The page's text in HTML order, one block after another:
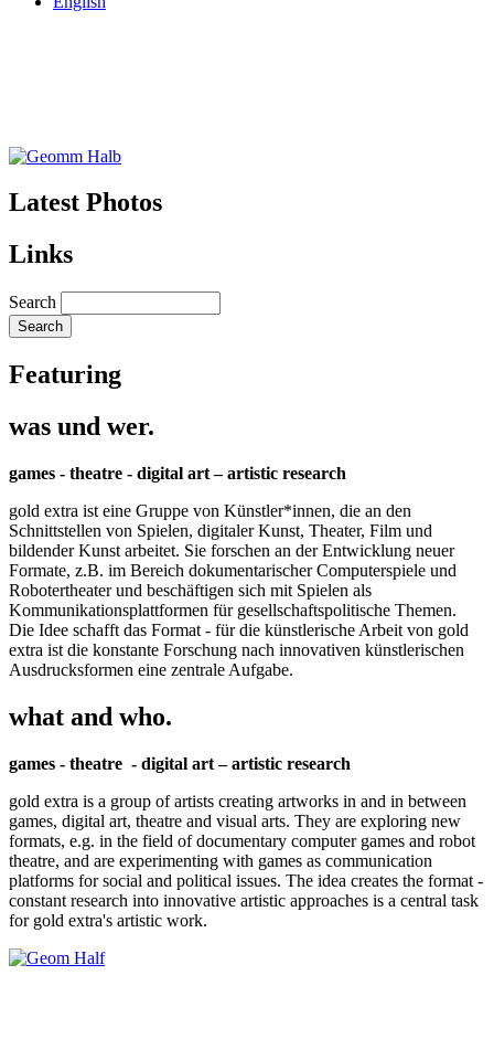
Latest Photos
Links
Search
Featuring
was und wer.
games - theatre - digital art – artistic research
gold extra ist eine Gruppe von Künstler*innen, die an den
Schnittstellen von Spielen, digitaler Kunst, Theater, Film und
bildender Kunst arbeitet. Sie forschen an der Entwicklung neuer
Formate, z.B. im Bereich dokumentarischer Computerspiele und
Robotertheater und beschäftigen sich mit Spielen als
Kommunikationsplattformen für gesellschaftspolitische Themen.
Die Idee schafft das Format - für die künstlerische Arbeit von gold
extra ist die konstante Forschung nach innovativen künstlerischen
Ausdrucksformen eine zentrale Aufgabe.
what and who.
games - theatre - digital art – artistic research
gold extra is a group of artists creating artworks in and in between
games, digital art, theatre and visual arts. They are exploring new
formats, e.g. in the field of documentary computer games and robot
theatre, and are experimenting with games as communication
platforms for social and political issues. The idea creates the format -
constant research into innovative artistic approaches is a central task
for gold extra's artistic work.